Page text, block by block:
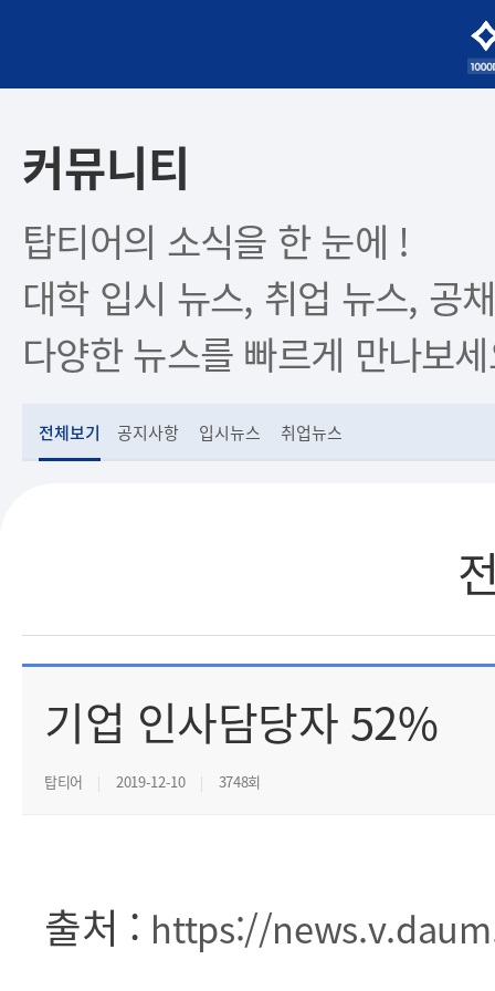
커뮤니티
탑티어의 소식을 한 눈에 !
대학 입시 뉴스, 취업 뉴스, 공
다양한 뉴스를 빠르게 만나보
전체보기 공지사항 입시뉴스 취업뉴스
기업 인사담당자 52%
탑티어 2019-12-10 3748회
출처 : https://